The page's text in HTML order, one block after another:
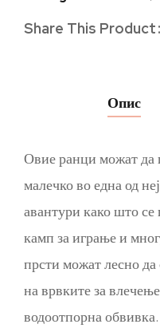
Share This Product
Опис
Овие ранци можат да
малечко во една од
авантури како што се
камп за играње и
прсти можат лесно да
на врвките за
водоотпорна обвивка.